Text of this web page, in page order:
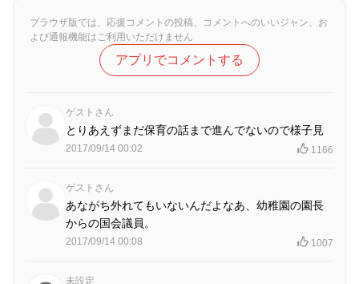
ブラウザ版では、応援コメントの投稿、コメントへのいいジャン、お
よび通報機能はご利用いただけません
アプリでコメントする
ゲストさん
とりあえずまだ保育の話まで進んでないので様子見
2017/09/14 00:02 1166
ゲストさん
あながち外れてもいないんだよなあ、幼稚園の園長
からの国会議員。
2017/09/14 00:08 1007
未設定